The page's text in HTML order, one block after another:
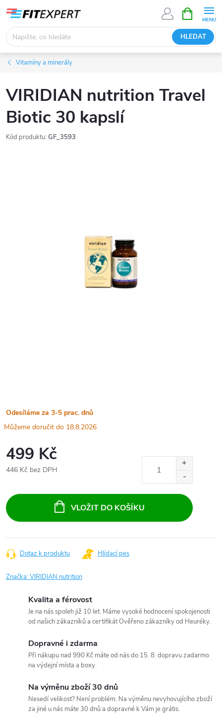
obsah
HLEDAT
NÁKUPNÍ
KOŠÍK
Vitamíny a minerály
VIRIDIAN nutrition Travel
Biotic 30 kapslí
Kód produktu: GF_3593
Odesíláme za 3-5 prac. dnů
18.8.2026
499 Kč
446 Kč bez DPH
cena:
VLOŽIT DO KOŠÍKU
Dotaz k produktu Hlídací pes
Značka:VIRIDIAN nutrition
Kvalita a férovost
Je na nás spoleh již 10 let. Máme vysoké hodnocení spokojenosti
od našich zákazníků a certifikát Ověřeno zákazníky od Heuréky.
Dopravné i zdarma
Při nákupu nad 990 Kč máte od nás do 15. 8. dopravu zadarmo
na výdejní místa a boxy.
Na výměnu zboží 30 dnů
Nesedí velikost? Není problém. Na výměnu nevyhovujícího zboží
za jiné u nás máte 30 dnů a dopravné k Vám je grátis.